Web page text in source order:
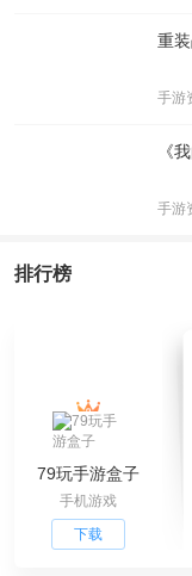
重
手游
《
手游
排行榜
79玩手游盒子
手机游戏
下载